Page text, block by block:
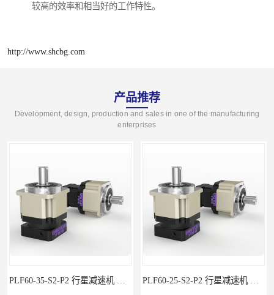
较高的效率和相当好的工作特性。
http://www.shcbg.com
产品推荐
Development, design, production and sales in one of the manufacturing
enterprises